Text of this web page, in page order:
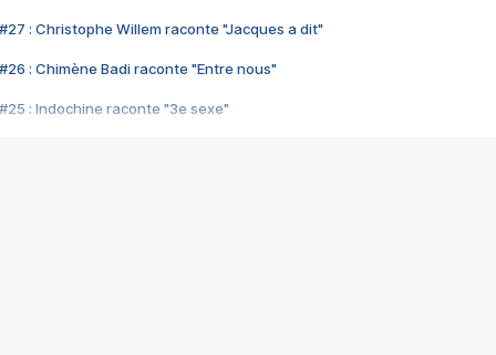
#27 : Christophe Willem raconte "Jacques a dit"
#26 : Chimène Badi raconte "Entre nous"
#25 : Indochine raconte "3e sexe"